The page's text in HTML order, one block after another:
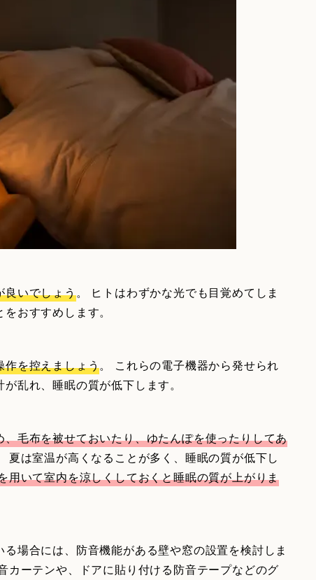
良いでしょう。 ヒトはわずかな光でも目覚めてしま
おすすめします。
作を控えましょう。 これらの電子機器から発せられ
乱れ、睡眠の質が低下します。
毛布を被せておいたり、ゆたんぽを使ったりしてあ
夏は室温が高くなることが多く、睡眠の質が低下し
用いて室内を涼しくしておくと睡眠の質が上がりま
場合には、防音機能がある壁や窓の設置を検討しま
カーテンや、ドアに貼り付ける防音テープなどのグ